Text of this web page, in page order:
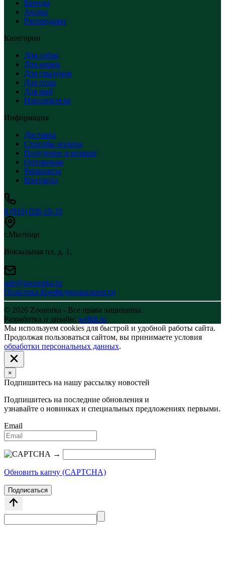
Бренды
Акции
Распродажи
Категории
Для собак
Для кошек
Для грызунов
Для птиц
Для рыб
Наполнители
Информация
Доставка
Способы оплаты
Получение и возврат
Оптовикам
Реквизиты
Контакты
8 (916) 028-19-19
г.Мытищи
Вокзальная пл, д. 1,
sale@zoonorka.ru
Политика Конфиденциальности
© 2026 Zoonorka - Все права защищены.
Разработка и дизайн: welldi.ru
Мы используем cookies для быстрой и удобной работы сайта.
Продолжая пользоваться сайтом, вы принимаете условия
обработки персональных данных.
×
Подпишитесь на нашу рассылку новостей
Подпишитесь на последние обновления и
узнавайте о новинках и специальных предложениях первыми.
Email
→
Обновить капчу (CAPTCHA)
Подписаться